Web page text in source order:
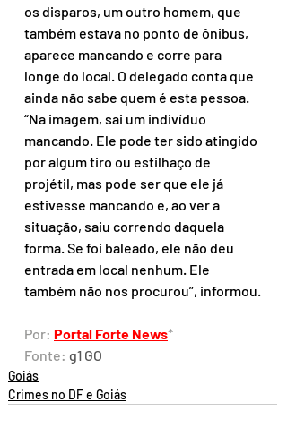
os disparos, um outro homem, que
também estava no ponto de ônibus,
aparece mancando e corre para
longe do local. O delegado conta que
ainda não sabe quem é esta pessoa.
“Na imagem, sai um indivíduo
mancando. Ele pode ter sido atingido
por algum tiro ou estilhaço de
projétil, mas pode ser que ele já
estivesse mancando e, ao ver a
situação, saiu correndo daquela
forma. Se foi baleado, ele não deu
entrada em local nenhum. Ele
também não nos procurou”, informou.
Por: Portal Forte News*
Fonte: g1 GO
Goiás
Crimes no DF e Goiás